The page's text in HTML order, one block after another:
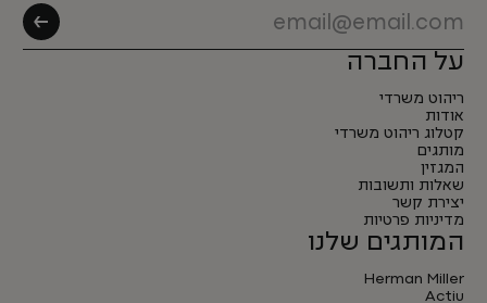
על החברה
ריהוט משרדי
אודות
קטלוג ריהוט משרדי
מותגים
המגזין
שאלות ותשובות
יצירת קשר
מדיניות פרטיות
המותגים שלנו
Herman Miller
Actiu